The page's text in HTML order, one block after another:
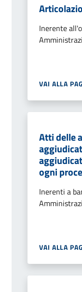
Inerente
VAI ALLA
Atti delle
ogni
Inerenti a
VAI ALLA